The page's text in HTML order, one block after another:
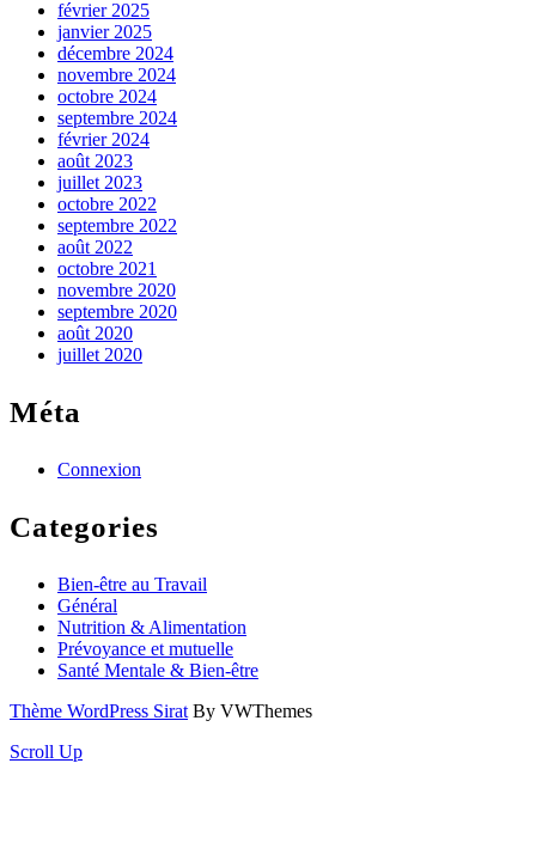
février 2025
janvier 2025
décembre 2024
novembre 2024
octobre 2024
septembre 2024
février 2024
août 2023
juillet 2023
octobre 2022
septembre 2022
août 2022
octobre 2021
novembre 2020
septembre 2020
août 2020
juillet 2020
Méta
Connexion
Categories
Bien-être au Travail
Général
Nutrition & Alimentation
Prévoyance et mutuelle
Santé Mentale & Bien-être
Thème WordPress Sirat By VWThemes
Scroll Up